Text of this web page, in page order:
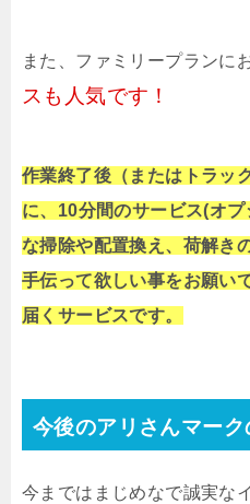
また、ファミリープランに
スも人気です！
作業終了後（またはトラッ
に、10分間のサービス(オ
な掃除や配置換え、荷解き
手伝って欲しい事をお願い
届くサービスです。
今後のアリさんマーク
今まではまじめなで誠実な